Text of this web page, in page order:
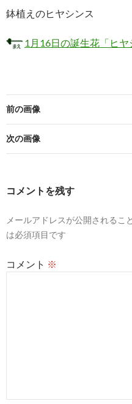
鉢植えのヒヤシンス
1月16日の誕生花「ヒヤ
前の画像
次の画像
コメントを残す
メールアドレスが公開されるこ
は必須項目です
コメント ※